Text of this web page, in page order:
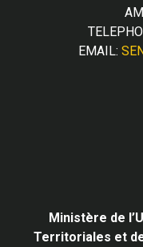
EMAIL:
Ministère de
Territoriales et